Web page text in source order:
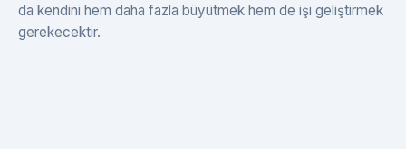
da kendini hem daha fazla büyütmek hem de işi geliştirmek
gerekecektir.